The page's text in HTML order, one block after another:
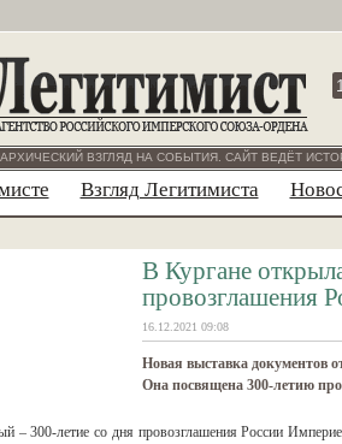
ВЗГЛЯД НА СОБЫТИЯ. САЙТ ВЕДЁТ
Взгляд Легитимиста
В Кургане
провозглашения
16.12.2021 09:08
Новая выставка документов
Она посвящена 300-летию
– 300-летие со дня провозглашения России